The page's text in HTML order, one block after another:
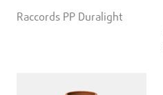
Raccords PP Duralight